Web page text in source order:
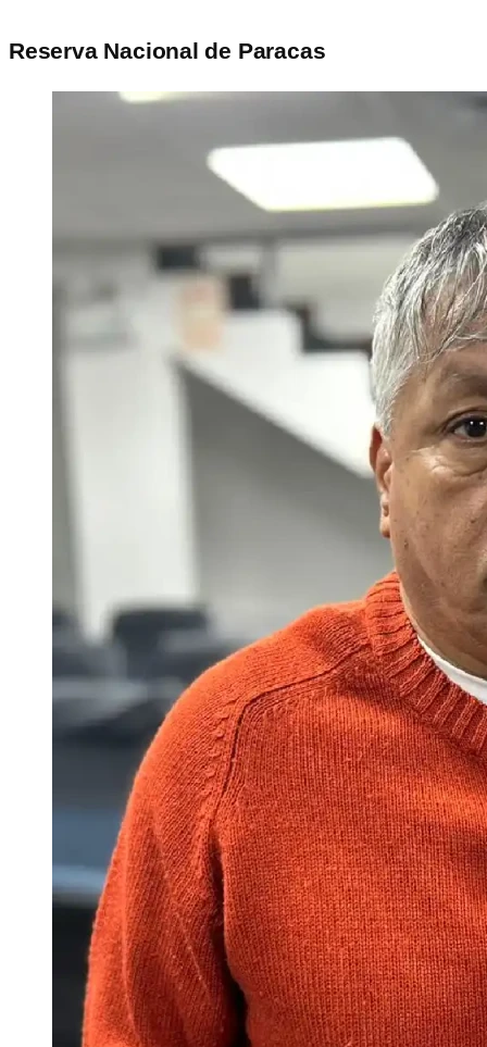
Reserva Nacional de Paracas